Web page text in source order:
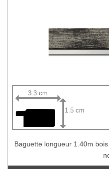
3.3 cm
1.5 cm
Baguette longueur 1.40m